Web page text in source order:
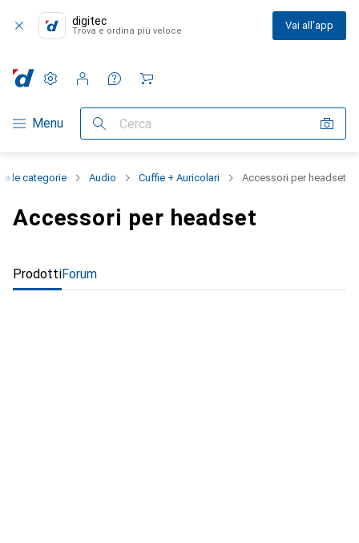
digitec
Trova e ordina più veloce Vai all'app
Categoria Navigazione
Menu Cerca
Impostazioni
Conto cliente
Liste di confronto
Liste dei desideri
Carrello
le categorie Audio Cuffie + Auricolari Accessori per headset
Accessori per headset
ProdottiForum